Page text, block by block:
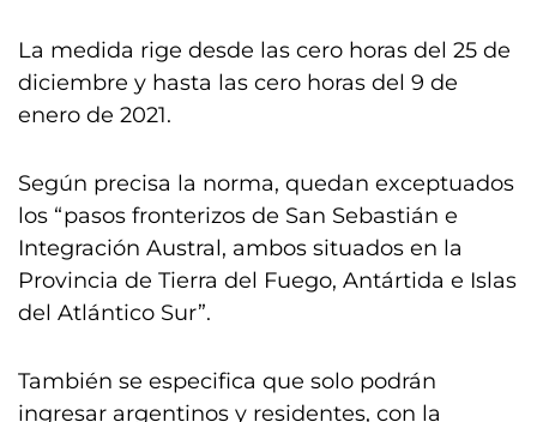
La medida rige desde las cero horas del 25 de
diciembre y hasta las cero horas del 9 de
enero de 2021.
Según precisa la norma, quedan exceptuados
los “pasos fronterizos de San Sebastián e
Integración Austral, ambos situados en la
Provincia de Tierra del Fuego, Antártida e Islas
del Atlántico Sur”.
También se especifica que solo podrán
ingresar argentinos y residentes, con la